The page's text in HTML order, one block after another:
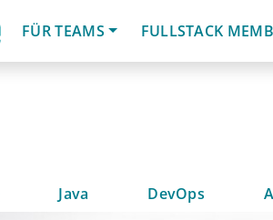
FÜR TEAMS
FULLSTACK
Java DevOps